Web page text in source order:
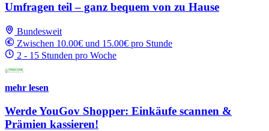
Umfragen teil – ganz bequem von zu Hause
Bundesweit
Zwischen 10.00€ und 15.00€ pro Stunde
2 - 15 Stunden pro Woche
mehr lesen
Werde YouGov Shopper: Einkäufe scannen &
Prämien kassieren!